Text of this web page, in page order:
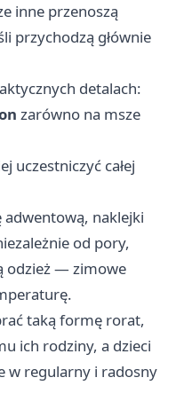
inne przenoszą
przychodzą głównie
detalach:
zarówno na msze
uczestniczyć całej
naklejki
od pory,
odzież — zimowe
taką formę rorat,
ich rodziny, a dzieci
w regularny i radosny